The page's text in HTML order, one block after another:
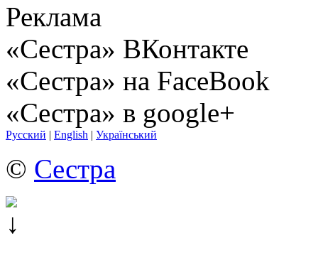
Реклама
«Сестра» ВКонтакте
«Сестра» на FaceBook
«Сестра» в google+
Русский | English | Український
© Сестра